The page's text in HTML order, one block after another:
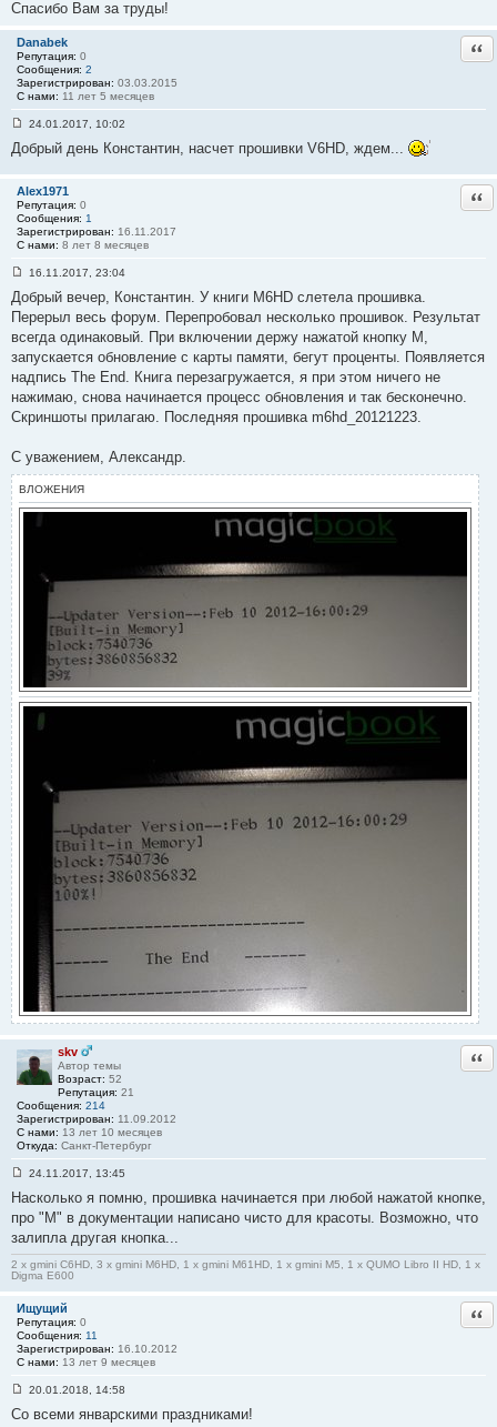
Спасибо Вам за труды!
Danabek
Репутация: 0
Сообщения: 2
Зарегистрирован: 03.03.2015
С нами: 11 лет 5 месяцев
о
б
щ
н
е
9
5
24.01.2017, 10:02
Добрый день Константин, насчет прошивки V6HD, ждем...
Alex1971
Репутация: 0
Сообщения: 1
Зарегистрирован: 16.11.2017
С нами: 8 лет 8 месяцев
о
б
щ
н
и
е
#
1
9
16.11.2017, 23:04
Добрый вечер, Константин. У книги M6HD слетела прошивка.
Перерыл весь форум. Перепробовал несколько прошивок. Результат
всегда одинаковый. При включении держу нажатой кнопку М,
запускается обновление с карты памяти, бегут проценты. Появляется
надпись The End. Книга перезагружается, я при этом ничего не
нажимаю, снова начинается процесс обновления и так бесконечно.
Скриншоты прилагаю. Последняя прошивка m6hd_20121223.
С уважением, Александр.
ВЛОЖЕНИЯ
skv
Автор темы
Возраст: 52
Репутация: 21
Сообщения: 214
Зарегистрирован: 11.09.2012
С нами: 13 лет 10 месяцев
Откуда: Санкт-Петербург
о
б
щ
н
и
е
#
1
9
7
24.11.2017, 13:45
Насколько я помню, прошивка начинается при любой нажатой кнопке,
про "М" в документации написано чисто для красоты. Возможно, что
залипла другая кнопка...
2 x gmini C6HD, 3 x gmini M6HD, 1 x gmini M61HD, 1 x gmini M5, 1 x QUMO Libro II HD, 1 x
Digma E600
Ищущий
Репутация: 0
Сообщения: 11
Зарегистрирован: 16.10.2012
С нами: 13 лет 9 месяцев
о
20.01.2018, 14:58
Со всеми январскими праздниками!